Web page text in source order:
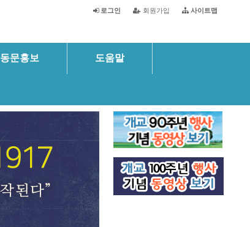
사이트맵
회원가입
로그인
동문홍보 도움말